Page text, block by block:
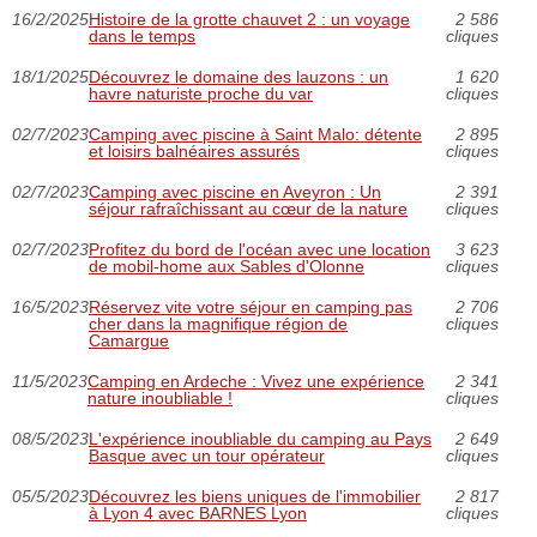
16/2/2025Histoire de la grotte chauvet 2 : un voyage
dans le temps
2 586
cliques
18/1/2025Découvrez le domaine des lauzons : un
havre naturiste proche du var
1 620
cliques
02/7/2023Camping avec piscine à Saint Malo: détente
et loisirs balnéaires assurés
2 895
cliques
02/7/2023Camping avec piscine en Aveyron : Un
séjour rafraîchissant au cœur de la nature
2 391
cliques
02/7/2023Profitez du bord de l'océan avec une location
de mobil-home aux Sables d'Olonne
3 623
cliques
16/5/2023Réservez vite votre séjour en camping pas
cher dans la magnifique région de
Camargue
2 706
cliques
11/5/2023Camping en Ardeche : Vivez une expérience
nature inoubliable !
2 341
cliques
08/5/2023L'expérience inoubliable du camping au Pays
Basque avec un tour opérateur
2 649
cliques
05/5/2023Découvrez les biens uniques de l'immobilier
à Lyon 4 avec BARNES Lyon
2 817
cliques